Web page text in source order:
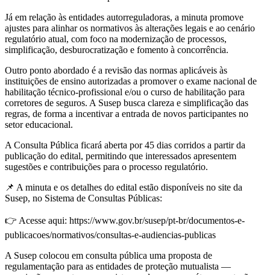
Já em relação às entidades autorreguladoras, a minuta promove
ajustes para alinhar os normativos às alterações legais e ao cenário
regulatório atual, com foco na modernização de processos,
simplificação, desburocratização e fomento à concorrência.
Outro ponto abordado é a revisão das normas aplicáveis às
instituições de ensino autorizadas a promover o exame nacional de
habilitação técnico-profissional e/ou o curso de habilitação para
corretores de seguros. A Susep busca clareza e simplificação das
regras, de forma a incentivar a entrada de novos participantes no
setor educacional.
A Consulta Pública ficará aberta por 45 dias corridos a partir da
publicação do edital, permitindo que interessados apresentem
sugestões e contribuições para o processo regulatório.
📌 A minuta e os detalhes do edital estão disponíveis no site da
Susep, no Sistema de Consultas Públicas:
👉 Acesse aqui: https://www.gov.br/susep/pt-br/documentos-e-
publicacoes/normativos/consultas-e-audiencias-publicas
A Susep colocou em consulta pública uma proposta de
regulamentação para as entidades de proteção mutualista —